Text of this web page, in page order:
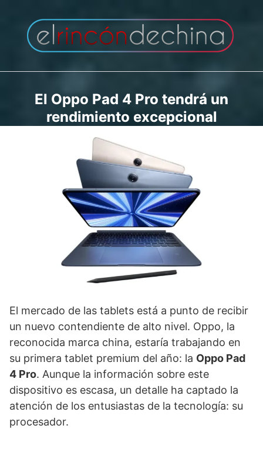
contenido
El Oppo Pad 4 Pro tendrá un
rendimiento excepcional
El mercado de las tablets está a punto de recibir
un nuevo contendiente de alto nivel. Oppo, la
reconocida marca china, estaría trabajando en
su primera tablet premium del año: la Oppo Pad
4 Pro. Aunque la información sobre este
dispositivo es escasa, un detalle ha captado la
atención de los entusiastas de la tecnología: su
procesador.